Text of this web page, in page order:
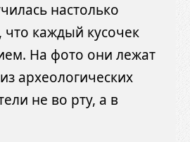
настолько
каждый кусочек
На фото они лежат
археологических
не во рту, а в